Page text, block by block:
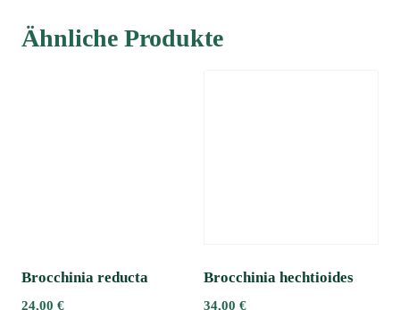
Ähnliche Produkte
Brocchinia reducta
24,00 €
Brocchinia hechtioides
34,00 €